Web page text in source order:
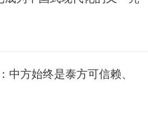
中方始终是泰方可信赖、